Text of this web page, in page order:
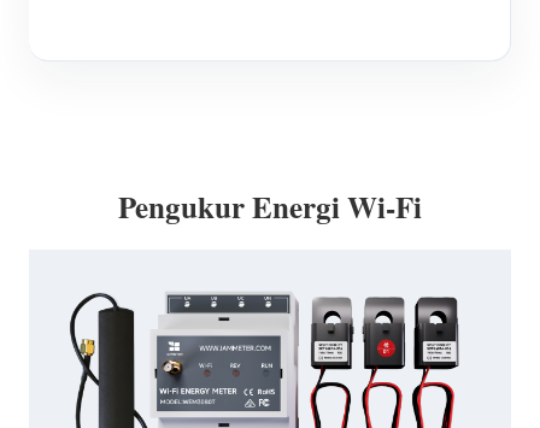
Pengukur Energi Wi-Fi